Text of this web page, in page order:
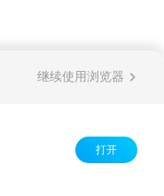
继续使用浏览器
打开